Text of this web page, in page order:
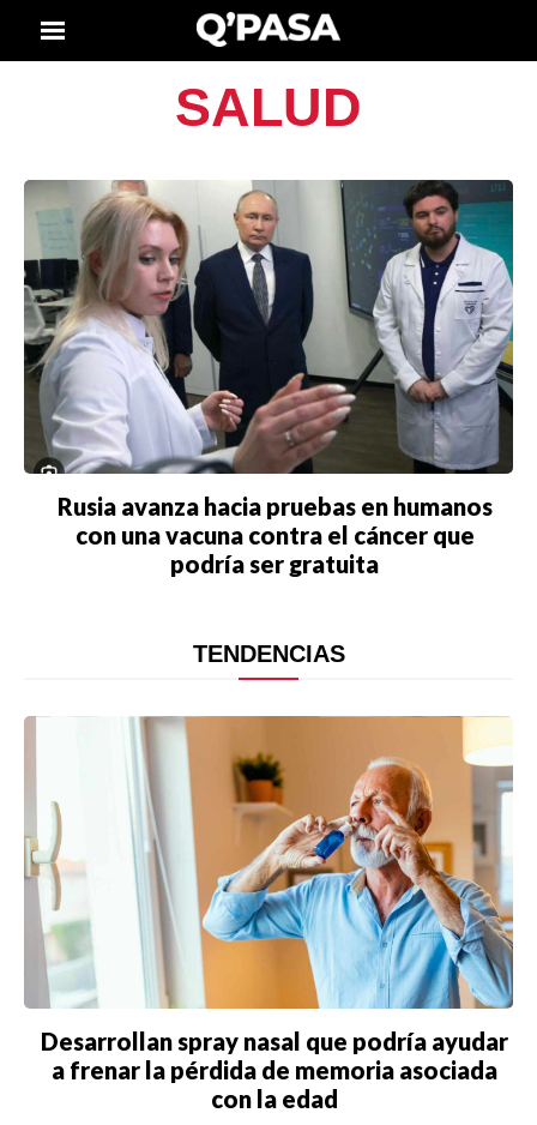
SALUD
Rusia avanza hacia pruebas en humanos
con una vacuna contra el cáncer que
podría ser gratuita
TENDENCIAS
Desarrollan spray nasal que podría ayudar
a frenar la pérdida de memoria asociada
con la edad